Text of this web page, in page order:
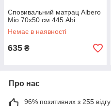
Сповивальний матрац Albero
Mio 70x50 см 445 Abi
Немає в наявності
635 ₴
Про нас
96% позитивних з 255